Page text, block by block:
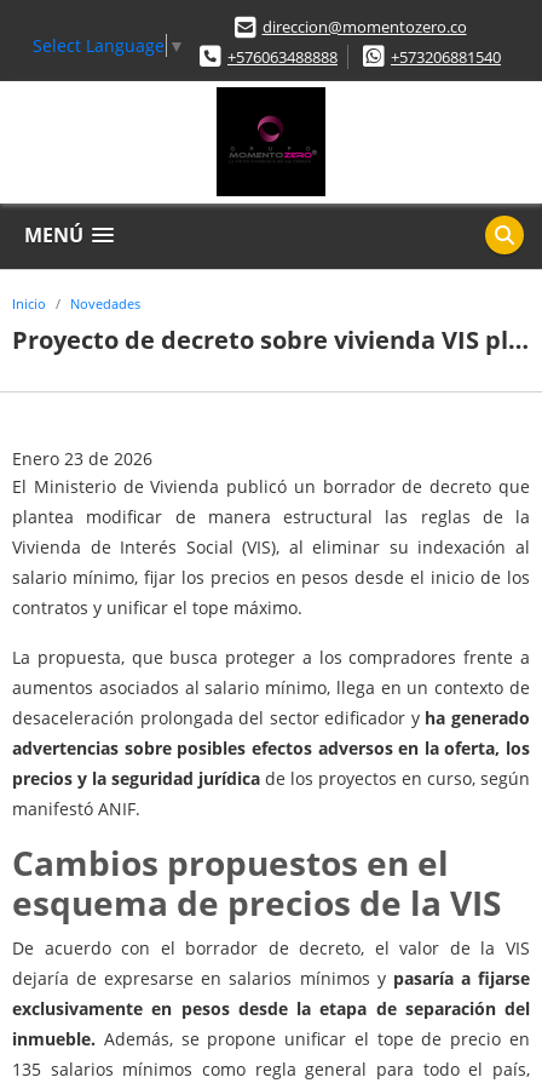
Select Language ▼
direccion@momentozero.co
+576063488888
+573206881540
MENÚ
Inicio Novedades
Proyecto de decreto sobre vivienda VIS plantea cambios en precios y genera alertas en el sector constructor
Enero 23 de 2026
El Ministerio de Vivienda publicó un borrador de decreto que
plantea modificar de manera estructural las reglas de la
Vivienda de Interés Social (VIS), al eliminar su indexación al
salario mínimo, fijar los precios en pesos desde el inicio de los
contratos y unificar el tope máximo.
La propuesta, que busca proteger a los compradores frente a
aumentos asociados al salario mínimo, llega en un contexto de
desaceleración prolongada del sector edificador y ha generado
advertencias sobre posibles efectos adversos en la oferta, los
precios y la seguridad jurídica de los proyectos en curso, según
manifestó ANIF.
Cambios propuestos en el
esquema de precios de la VIS
De acuerdo con el borrador de decreto, el valor de la VIS
dejaría de expresarse en salarios mínimos y pasaría a fijarse
exclusivamente en pesos desde la etapa de separación del
inmueble. Además, se propone unificar el tope de precio en
135 salarios mínimos como regla general para todo el país,